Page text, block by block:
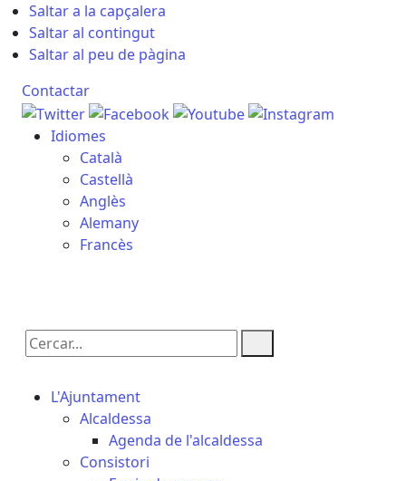
Saltar a la capçalera
Saltar al contingut
Saltar al peu de pàgina
Contactar
Idiomes
Català
Castellà
Anglès
Alemany
Francès
Cercar:
L'Ajuntament
Alcaldessa
Agenda de l'alcaldessa
Consistori